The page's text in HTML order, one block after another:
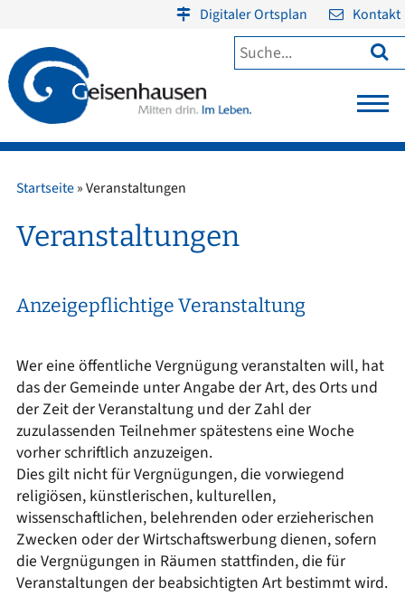
Digitaler Ortsplan Kontakt

Startseite»Veranstaltungen
Veranstaltungen
Anzeigepflichtige Veranstaltung
Wer eine öffentliche Vergnügung veranstalten will, hat
das der Gemeinde unter Angabe der Art, des Orts und
der Zeit der Veranstaltung und der Zahl der
zuzulassenden Teilnehmer spätestens eine Woche
vorher schriftlich anzuzeigen.
Dies gilt nicht für Vergnügungen, die vorwiegend
religiösen, künstlerischen, kulturellen,
wissenschaftlichen, belehrenden oder erzieherischen
Zwecken oder der Wirtschaftswerbung dienen, sofern
die Vergnügungen in Räumen stattfinden, die für
Veranstaltungen der beabsichtigten Art bestimmt wird.